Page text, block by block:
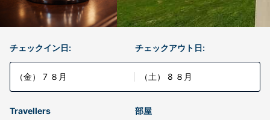
チェックイン日:
（金） 7 ８月
チェックアウト日:
（土） 8 ８月
Travellers 部屋